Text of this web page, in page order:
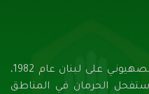
بفعل التداعيات الكبرى للعدوان الصهيونـي على لبنان عام 1982،
استفحل الحرمان في المناطق